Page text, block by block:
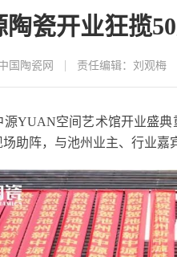
瓷开业狂揽
国陶瓷网 责任编辑：刘观梅
源YUAN空间艺术馆开业盛
助阵，与池州业主、行业嘉